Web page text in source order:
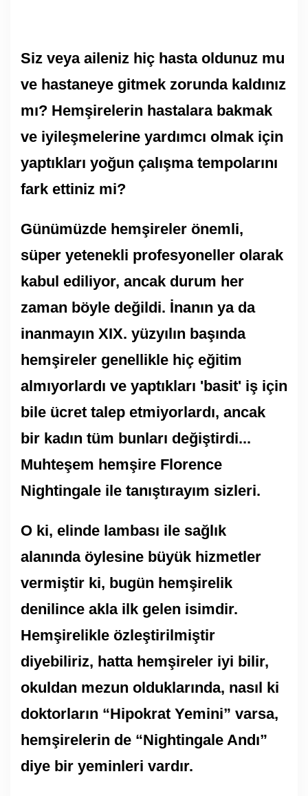
Siz veya aileniz hiç hasta oldunuz mu
ve hastaneye gitmek zorunda kaldınız
mı? Hemşirelerin hastalara bakmak
ve iyileşmelerine yardımcı olmak için
yaptıkları yoğun çalışma tempolarını
fark ettiniz mi?
Günümüzde hemşireler önemli,
süper yetenekli profesyoneller olarak
kabul ediliyor, ancak durum her
zaman böyle değildi. İnanın ya da
inanmayın XIX. yüzyılın başında
hemşireler genellikle hiç eğitim
almıyorlardı ve yaptıkları 'basit' iş için
bile ücret talep etmiyorlardı, ancak
bir kadın tüm bunları değiştirdi...
Muhteşem hemşire Florence
Nightingale ile tanıştırayım sizleri.
O ki, elinde lambası ile sağlık
alanında öylesine büyük hizmetler
vermiştir ki, bugün hemşirelik
denilince akla ilk gelen isimdir.
Hemşirelikle özleştirilmiştir
diyebiliriz, hatta hemşireler iyi bilir,
okuldan mezun olduklarında, nasıl ki
doktorların “Hipokrat Yemini” varsa,
hemşirelerin de “Nightingale Andı”
diye bir yeminleri vardır.